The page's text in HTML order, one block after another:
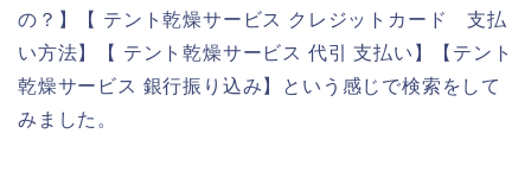
の？】【 テント乾燥サービス クレジットカード 支払
い方法】【 テント乾燥サービス 代引 支払い】【テント
乾燥サービス 銀行振り込み】という感じで検索をして
みました。